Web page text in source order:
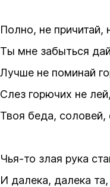
Полно, не причитай,
Ты мне забыться
Лучше не поминай
Слез горючих не
Твоя беда, соловей,
Чья-то злая рука
И далека, далека